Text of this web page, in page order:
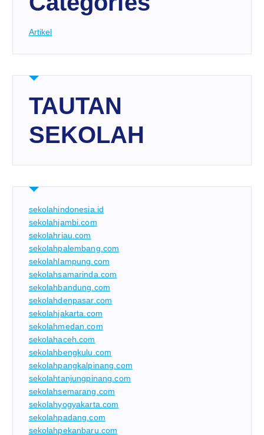
Artikel
TAUTAN
SEKOLAH
sekolahindonesia.id
sekolahjambi.com
sekolahriau.com
sekolahpalembang.com
sekolahlampung.com
sekolahsamarinda.com
sekolahbandung.com
sekolahdenpasar.com
sekolahjakarta.com
sekolahmedan.com
sekolahaceh.com
sekolahbengkulu.com
sekolahpangkalpinang.com
sekolahtanjungpinang.com
sekolahsemarang.com
sekolahyogyakarta.com
sekolahpadang.com
sekolahpekanbaru.com